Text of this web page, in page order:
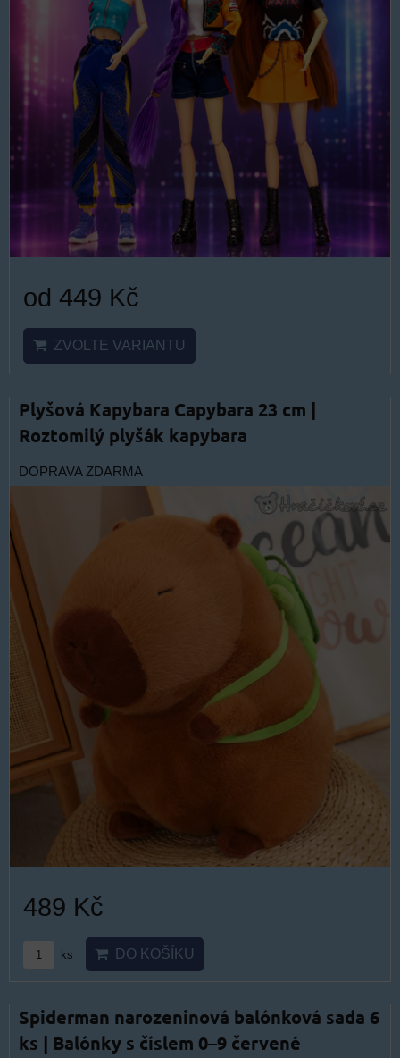
od 449 Kč
ZVOLTE VARIANTU
Plyšová Kapybara Capybara 23 cm |
Roztomilý plyšák kapybara
DOPRAVA ZDARMA
489 Kč
ks DO KOŠÍKU
Spiderman narozeninová balónková sada 6
ks | Balónky s číslem 0–9 červené